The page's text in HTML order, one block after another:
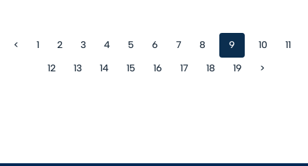
< 1 2 3 4 5 6 7 8 9 10
11
12
13 14 15 16 17 18 19 >